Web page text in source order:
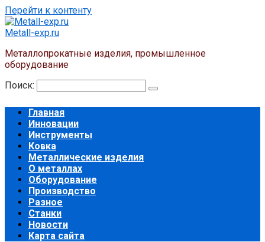
Перейти к контенту
Metall-exp.ru
Металлопрокатные изделия, промышленное
оборудование
Поиск:
Главная
Инновации
Инструменты
Ковка
Металлические изделия
О металлах
Оборудование
Производство
Разное
Станки
Новости
Карта сайта